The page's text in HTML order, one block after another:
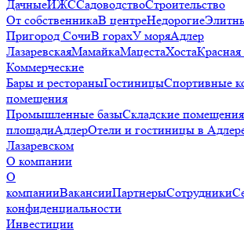
ДачныеИЖССадоводствоСтроительство
От собственникаВ центреНедорогие
Пригород СочиВ горахУ моряАдлер
ЛазаревскаяМамайкаМацестаХоста
Коммерческие
Бары и рестораныГостиницыСпортивные
помещения
Промышленные базыСкладские помещения
площадиАдлерОтели и гостиницы в
Лазаревском
О компании
О
компанииВакансииПартнерыСотрудники
конфиденциальности
Инвестиции